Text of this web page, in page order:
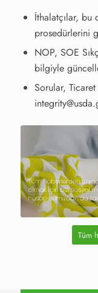
İthalatçılar,
prosedürlerini
NOP, SOE
bilgiyle
Sorular,
Tüm